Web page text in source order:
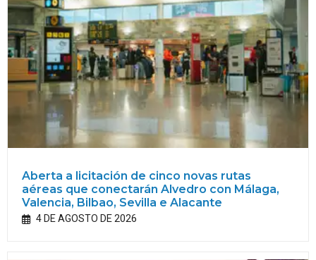
Aberta a licitación de cinco novas rutas
aéreas que conectarán Alvedro con Málaga,
Valencia, Bilbao, Sevilla e Alacante
4 DE AGOSTO DE 2026